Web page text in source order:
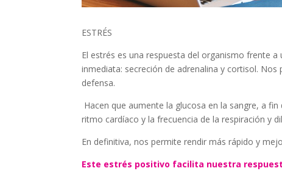
ESTRÉS
El estrés es una respuesta del organismo frente
inmediata: secreción de adrenalina y cortisol.
defensa.
Hacen que aumente la glucosa en la sangre, a
ritmo cardíaco y la frecuencia de la respiración y
En definitiva, nos permite rendir más rápido y
Este estrés positivo facilita nuestra